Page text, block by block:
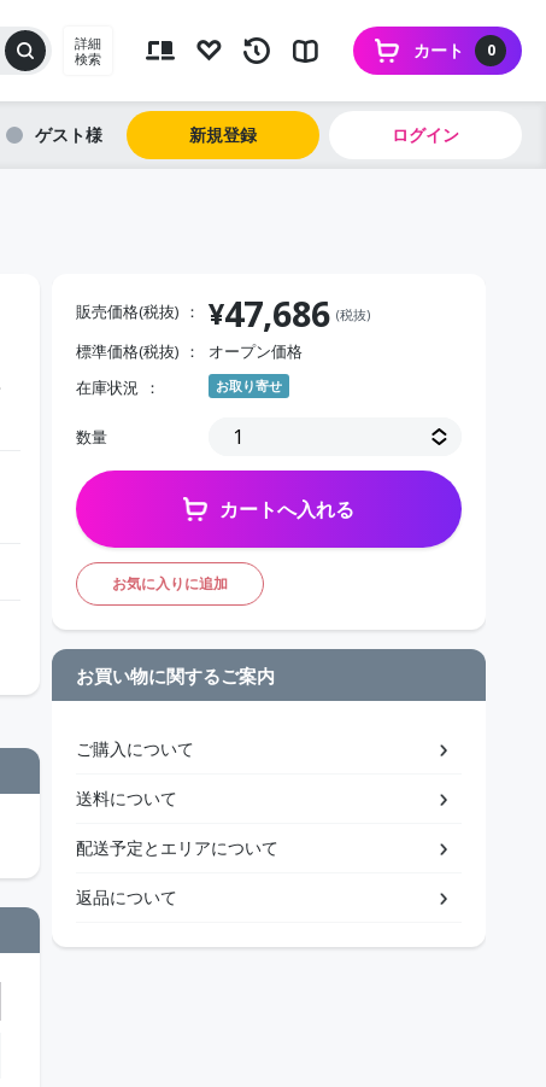
詳細
検索
0
カート
ゲスト 新規登録 ログイン
販売価格(税抜) ¥47,686 (税抜)
標準価格(税抜)
オープン価格
在庫状況
お取り寄せ
数量
カートへ入れる
お気に入りに追加
お買い物に関するご案内
ご購入について
送料について
配送予定とエリアについて
返品について